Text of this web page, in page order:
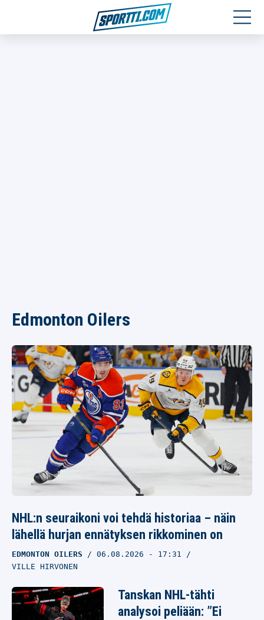
Edmonton Oilers
NHL:n seuraikoni voi tehdä historiaa – näin
lähellä hurjan ennätyksen rikkominen on
EDMONTON OILERS 06.08.2026 - 17:31
VILLE HIRVONEN
Tanskan NHL-tähti
analysoi peliään: ”Ei